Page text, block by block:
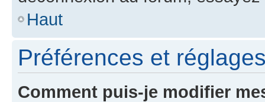
Haut
Préférences et
Comment puis-je modifier